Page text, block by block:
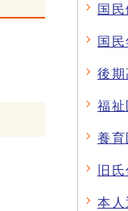
国
国
後期
福祉
養育
旧
本人